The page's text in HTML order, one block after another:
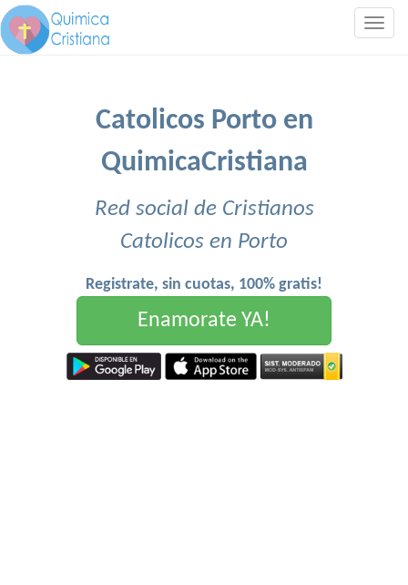
Catolicos Porto en
QuimicaCristiana
Red social de Cristianos
Catolicos en Porto
Registrate, sin cuotas, 100% gratis!
Enamorate YA!